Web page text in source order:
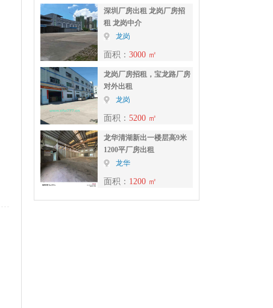
面积： 3000 ㎡
深圳厂房出租 龙岗厂房招
租 龙岗中介
龙岗
面积： 5200 ㎡
龙岗厂房招租，宝龙路厂房
对外出租
龙岗
面积： 1200 ㎡
龙华清湖新出一楼层高9米
1200平厂房出租
龙华